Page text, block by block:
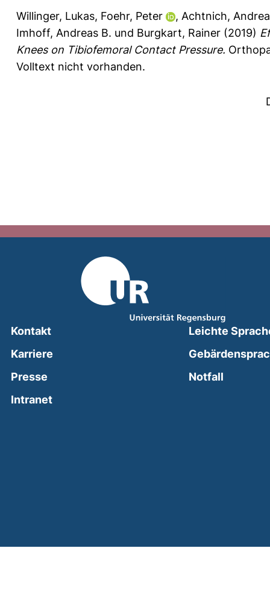
Willinger, Lukas, Foehr, Peter , Achtnich, Andrea
Imhoff, Andreas B. und Burgkart, Rainer (2019)
Knees on Tibiofemoral Contact Pressure.
Volltext nicht vorhanden.
Kontakt
Karriere
Presse
Intranet(external link, opens in a new window)
Leichte
Notfall